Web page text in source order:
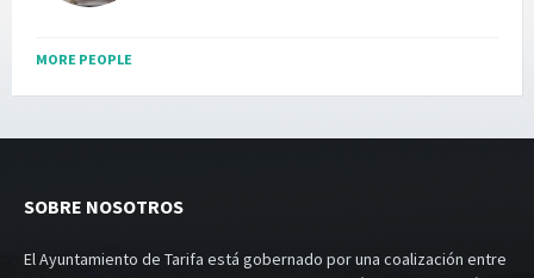
MORE PEOPLE
SOBRE NOSOTROS
El Ayuntamiento de Tarifa está gobernado por una coalización entre